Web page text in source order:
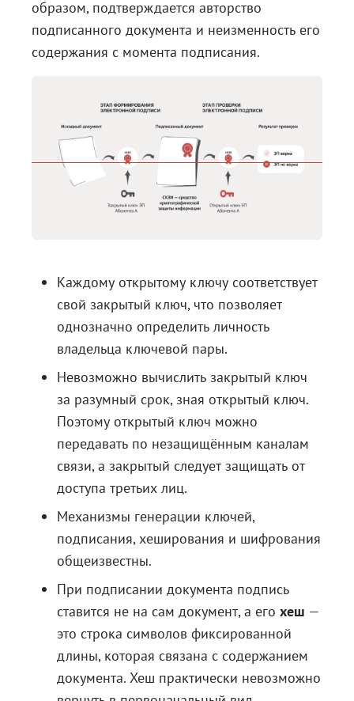
образом, подтверждается авторство
подписанного документа и неизменность его
содержания с момента подписания.
Каждому открытому ключу соответствует
свой закрытый ключ, что позволяет
однозначно определить личность
владельца ключевой пары.
Невозможно вычислить закрытый ключ
за разумный срок, зная открытый ключ.
Поэтому открытый ключ можно
передавать по незащищённым каналам
связи, а закрытый следует защищать от
доступа третьих лиц.
Механизмы генерации ключей,
подписания, хеширования и шифрования
общеизвестны.
При подписании документа подпись
ставится не на сам документ, а его хеш —
это строка символов фиксированной
длины, которая связана с содержанием
документа. Хеш практически невозможно